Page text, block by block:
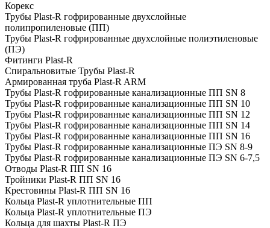
Корекс
Трубы Plast-R гофрированные двухслойные
полипропиленовые (ПП)
Трубы Plast-R гофрированные двухслойные полиэтиленовые
(ПЭ)
Фитинги Plast-R
Спиральновитые Трубы Plast-R
Армированная труба Plast-R ARM
Трубы Plast-R гофрированные канализационные ПП SN 8
Трубы Plast-R гофрированные канализационные ПП SN 10
Трубы Plast-R гофрированные канализационные ПП SN 12
Трубы Plast-R гофрированные канализационные ПП SN 14
Трубы Plast-R гофрированные канализационные ПП SN 16
Трубы Plast-R гофрированные канализационные ПЭ SN 8-9
Трубы Plast-R гофрированные канализационные ПЭ SN 6-7,5
Отводы Plast-R ПП SN 16
Тройники Plast-R ПП SN 16
Крестовины Plast-R ПП SN 16
Кольца Plast-R уплотнительные ПП
Кольца Plast-R уплотнительные ПЭ
Кольца для шахты Plast-R ПЭ